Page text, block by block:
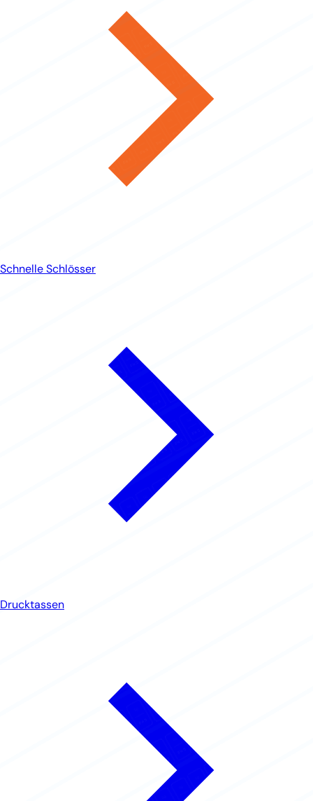
Schnelle Schlösser
Drucktassen